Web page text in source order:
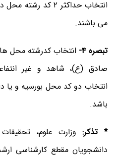
انتخاب حداکثر ۲ کد
می باشند.
تبصره ۴-
انتخاب کدرشته محل
صادق (ع)، شاهد و غیر
انتخاب دو کد محل بورسیه و
باشد.
* تذکر:وزارت علوم،
دانشجویان مقطع کارشناسی